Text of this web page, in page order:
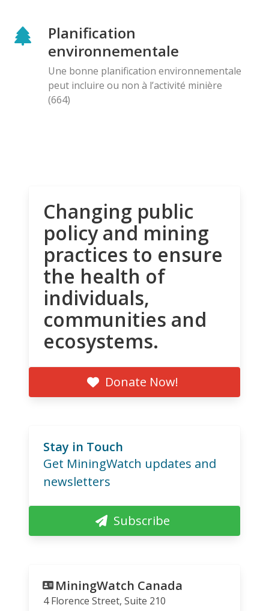
Planification
environnementale
Une bonne planification environnementale
peut incluire ou non à l’activité minière
(664)
Changing public
policy and mining
practices to ensure
the health of
individuals,
communities and
ecosystems.
Donate Now!
Stay in Touch
Get MiningWatch updates and
newsletters
Subscribe
MiningWatch Canada
4 Florence Street, Suite 210